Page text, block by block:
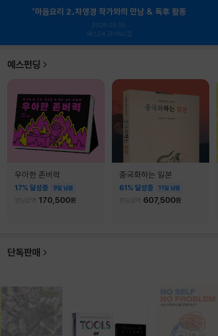
『마음요리 2』차영경 작가와의 만남 & 독후 활동
2026.09.05.
예스24 강서NC점
예스펀딩
우아한 존버력
17% 달성중 9일 남음
펀딩금액 170,500원
중국화하는 일본
61% 달성중 11일 남음
펀딩금액 607,500원
단독판매